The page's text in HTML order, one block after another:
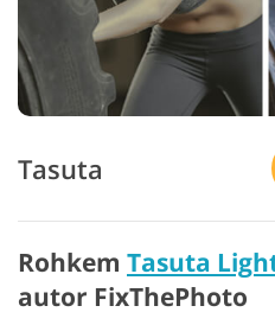
Tasuta
Rohkem Tasuta
autor FixThePhoto